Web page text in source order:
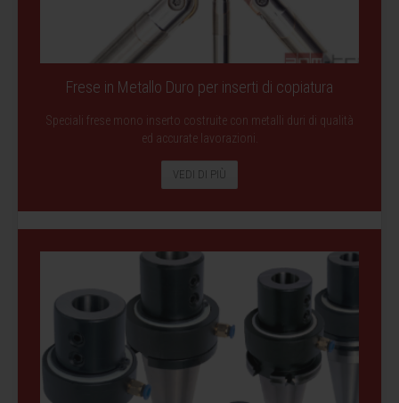
Frese in Metallo Duro per inserti di copiatura
Speciali frese mono inserto costruite con metalli duri di qualità
ed accurate lavorazioni.
VEDI DI PIÙ